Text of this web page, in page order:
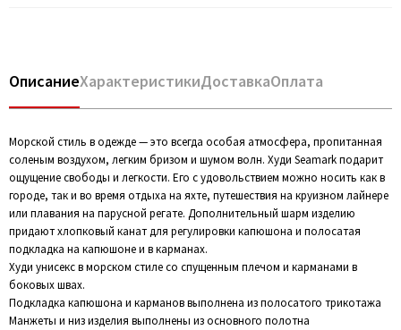
ОписаниеХарактеристикиДоставкаОплата
Морской стиль в одежде — это всегда особая атмосфера, пропитанная
соленым воздухом, легким бризом и шумом волн. Худи Seamark подарит
ощущение свободы и легкости. Его с удовольствием можно носить как в
городе, так и во время отдыха на яхте, путешествия на круизном лайнере
или плавания на парусной регате. Дополнительный шарм изделию
придают хлопковый канат для регулировки капюшона и полосатая
подкладка на капюшоне и в карманах.
Худи унисекс в морском стиле со спущенным плечом и карманами в
боковых швах.
Подкладка капюшона и карманов выполнена из полосатого трикотажа
Манжеты и низ изделия выполнены из основного полотна